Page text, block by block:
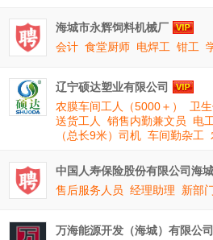
海城市永辉饲料机械厂
会计 食堂厨师 电焊工 钳工
辽宁硕达塑业有限公司
农膜车间工人（5000＋）
卫
送货工人
销售内勤兼文员 电
（总长9米）司机 车间勤杂工
中国人寿保险股份有限公司海
售后服务人员 经理助理 新部
万海能源开发（海城）有限公司